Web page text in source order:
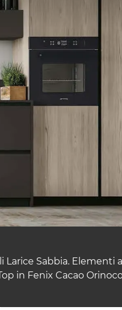
Sabbia. Elementi
in Fenix Cacao